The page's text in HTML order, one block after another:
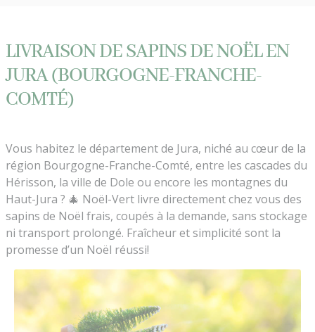
LIVRAISON DE SAPINS DE NOËL EN
JURA (BOURGOGNE-FRANCHE-
COMTÉ)
Vous habitez le département de Jura, niché au cœur de la
région Bourgogne-Franche-Comté, entre les cascades du
Hérisson, la ville de Dole ou encore les montagnes du
Haut-Jura ? 🎄 Noël-Vert livre directement chez vous des
sapins de Noël frais, coupés à la demande, sans stockage
ni transport prolongé. Fraîcheur et simplicité sont la
promesse d’un Noël réussi!